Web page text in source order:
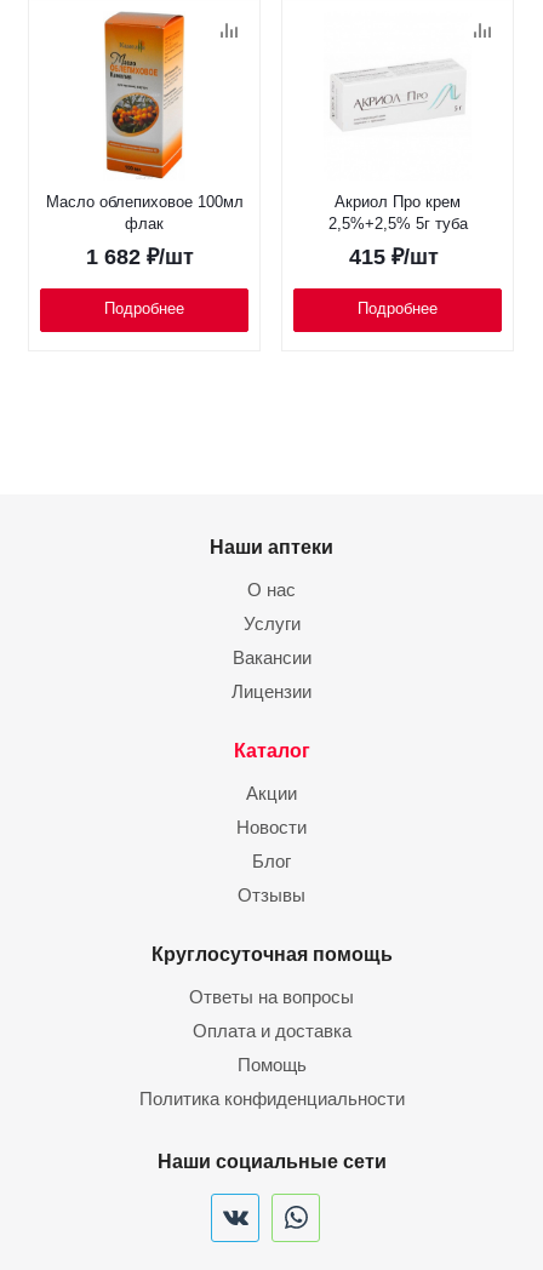
Масло облепиховое 100мл
флак
1 682 ₽/шт
Подробнее
Акриол Про крем
2,5%+2,5% 5г туба
415₽/шт
Подробнее
Наши аптеки
О нас
Услуги
Вакансии
Лицензии
Каталог
Акции
Новости
Блог
Отзывы
Круглосуточная помощь
Ответы на вопросы
Оплата и доставка
Помощь
Политика конфиденциальности
Наши социальные сети